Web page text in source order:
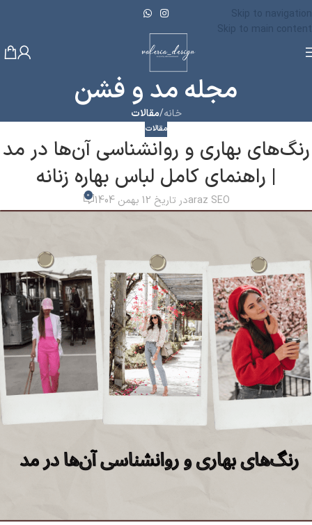
Skip to navigation
Skip to main content
مجله مد و فشن
خانه/مقالات
مقالات
رنگ‌های بهاری و روانشناسی آن‌ها در مد
| راهنمای کامل لباس بهاره زنانه
araz SEOدر تاریخ 12 بهمن 1404 0